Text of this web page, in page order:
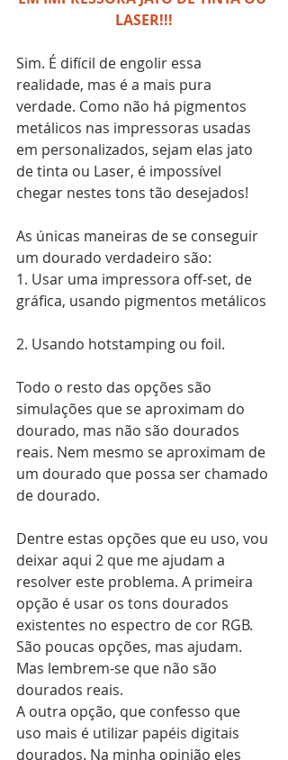
LASER!!!
Sim. É difícil de engolir essa
realidade, mas é a mais pura
verdade. Como não há pigmentos
metálicos nas impressoras usadas
em personalizados, sejam elas jato
de tinta ou Laser, é impossível
chegar nestes tons tão desejados!
As únicas maneiras de se conseguir
um dourado verdadeiro são:
1. Usar uma impressora off-set, de
gráfica, usando pigmentos metálicos
2. Usando hotstamping ou foil.
Todo o resto das opções são
simulações que se aproximam do
dourado, mas não são dourados
reais. Nem mesmo se aproximam de
um dourado que possa ser chamado
de dourado.
Dentre estas opções que eu uso, vou
deixar aqui 2 que me ajudam a
resolver este problema. A primeira
opção é usar os tons dourados
existentes no espectro de cor RGB.
São poucas opções, mas ajudam.
Mas lembrem-se que não são
dourados reais.
A outra opção, que confesso que
uso mais é utilizar papéis digitais
dourados. Na minha opinião eles